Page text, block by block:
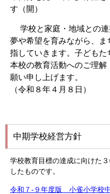
す（開）
学校と家庭・地域との連
夢や希望を育みながら、ま
指していきます。子ども
本校の教育活動へのご理
願い申し上げます。
（令和８年４月８日）
中期学校経営方針
学校教育目標の達成に向けた
したものです。
令和７‐９年度版 小雀小学校